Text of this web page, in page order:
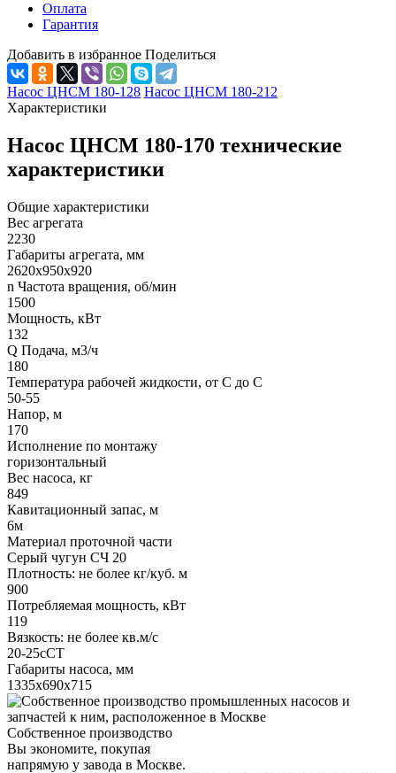
Оплата
Гарантия
Добавить в избранное Поделиться
Насос ЦНСМ 180-128 Насос ЦНСМ 180-212
Характеристики
Насос ЦНСМ 180-170 технические
характеристики
Общие характеристики
Вес агрегата
2230
Габариты агрегата, мм
2620х950х920
n Частота вращения, об/мин
1500
Мощность, кВт
132
Q Подача, м3/ч
180
Температура рабочей жидкости, от С до С
50-55
Напор, м
170
Исполнение по монтажу
горизонтальный
Вес насоса, кг
849
Кавитационный запас, м
6м
Материал проточной части
Серый чугун СЧ 20
Плотность: не более кг/куб. м
900
Потребляемая мощность, кВт
119
Вязкость: не более кв.м/с
20-25сСТ
Габариты насоса, мм
1335х690х715
Собственное производство
Вы экономите, покупая
напрямую у завода в Москве.